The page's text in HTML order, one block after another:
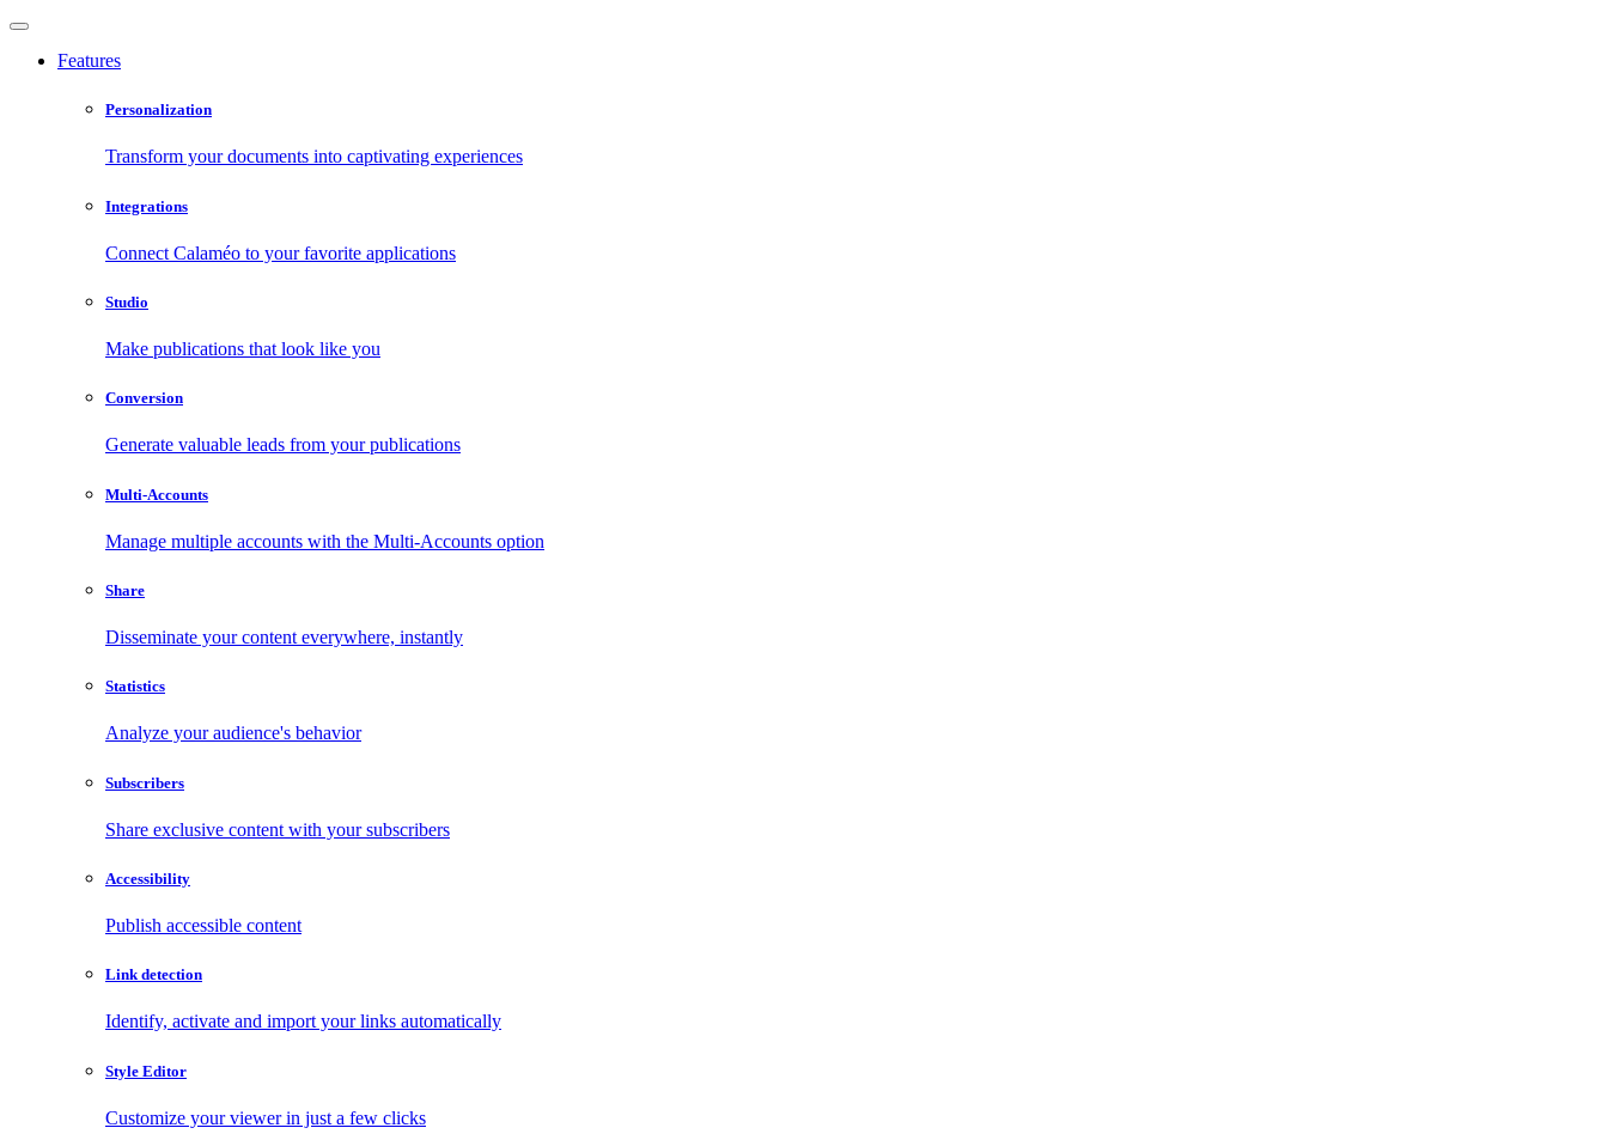
Features
Personalization
Transform your documents into captivating experiences
Integrations
Connect Calaméo to your favorite applications
Studio
Make publications that look like you
Conversion
Generate valuable leads from your publications
Multi-Accounts
Manage multiple accounts with the Multi-Accounts option
Share
Disseminate your content everywhere, instantly
Statistics
Analyze your audience's behavior
Subscribers
Share exclusive content with your subscribers
Accessibility
Publish accessible content
Link detection
Identify, activate and import your links automatically
Style Editor
Customize your viewer in just a few clicks